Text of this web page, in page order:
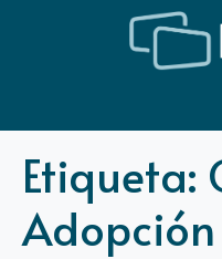
Etiqueta:
Adopción